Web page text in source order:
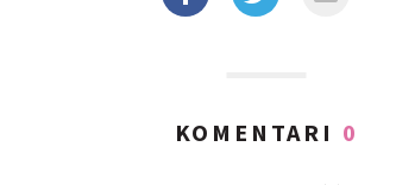
KOMENTARI 0